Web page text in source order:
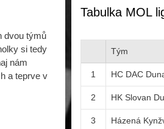
dvou týmů
si tedy
nám
a teprve v
Tabulka MOL
Tým
1 HC DAC
2 HK Slovan
3 Házená